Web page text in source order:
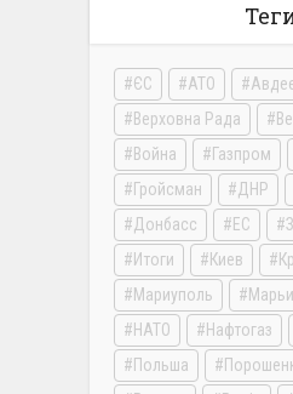
ЄС АТО
Верховна Рада
Война
Газпром
Гройсман
ДНР
Донбасс
ЕС
Итоги
Киев
Мариуполь
НАТО
Нафтогаз
Польша